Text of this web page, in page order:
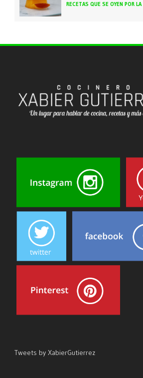
RECETAS QUE SE OYEN POR LA
Tweets by XabierGutierrez